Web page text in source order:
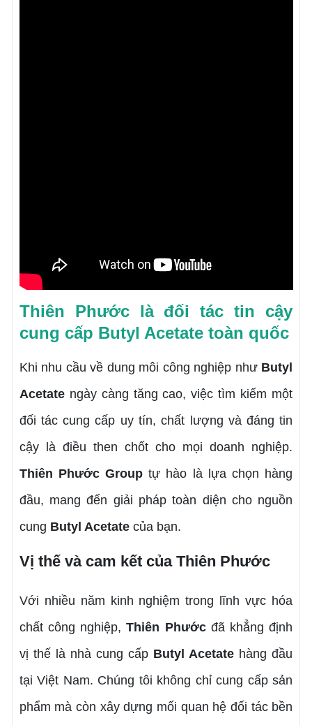
Thiên Phước là đối tác tin cậy
cung cấp Butyl Acetate toàn quốc
Khi nhu cầu về dung môi công nghiệp như Butyl
Acetatengày càng tăng cao, việc tìm kiếm một
đối tác cung cấp uy tín, chất lượng và đáng tin
cậy là điều then chốt cho mọi doanh nghiệp.
Thiên Phước Group tự hào là lựa chọn hàng
đầu, mang đến giải pháp toàn diện cho nguồn
cung Butyl Acetatecủa bạn.
Vị thế và cam kết của Thiên Phước
Với nhiều năm kinh nghiệm trong lĩnh vực hóa
chất công nghiệp,Thiên Phướcđã khẳng định
vị thế là nhà cung cấp Butyl Acetate hàng đầu
tại Việt Nam. Chúng tôi không chỉ cung cấp sản
phẩm mà còn xây dựng mối quan hệ đối tác bền